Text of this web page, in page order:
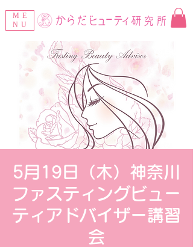
ME
NU
5月19日（木）神奈川
ファスティングビュー
ティアドバイザー講習
会